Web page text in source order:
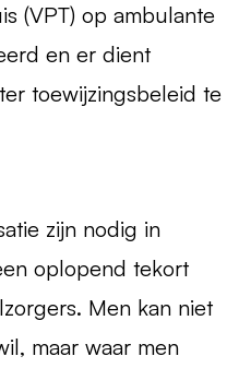
(VPT) op ambulante
en er dient
toewijzingsbeleid te
zijn nodig in
oplopend tekort
Men kan niet
maar waar men